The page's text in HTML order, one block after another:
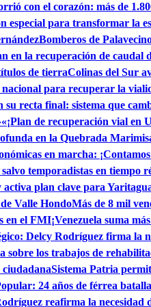
con el corazón: más de
especial para transformar la
Bomberos de
en la recuperación de caudal
de tierraColinas del Sur
para recuperar la
su recta final: sistema que
«¡Plan de recuperación vial en
en la Quebrada
en marcha:
temporadistas en tiempo
activa plan clave para
Valle HondoMás de 8 mil
en el FMI¡Venezuela suma
Delcy Rodríguez firma la
sobre los trabajos de
ciudadanaSistema Patria
24 años de férrea
reafirma la